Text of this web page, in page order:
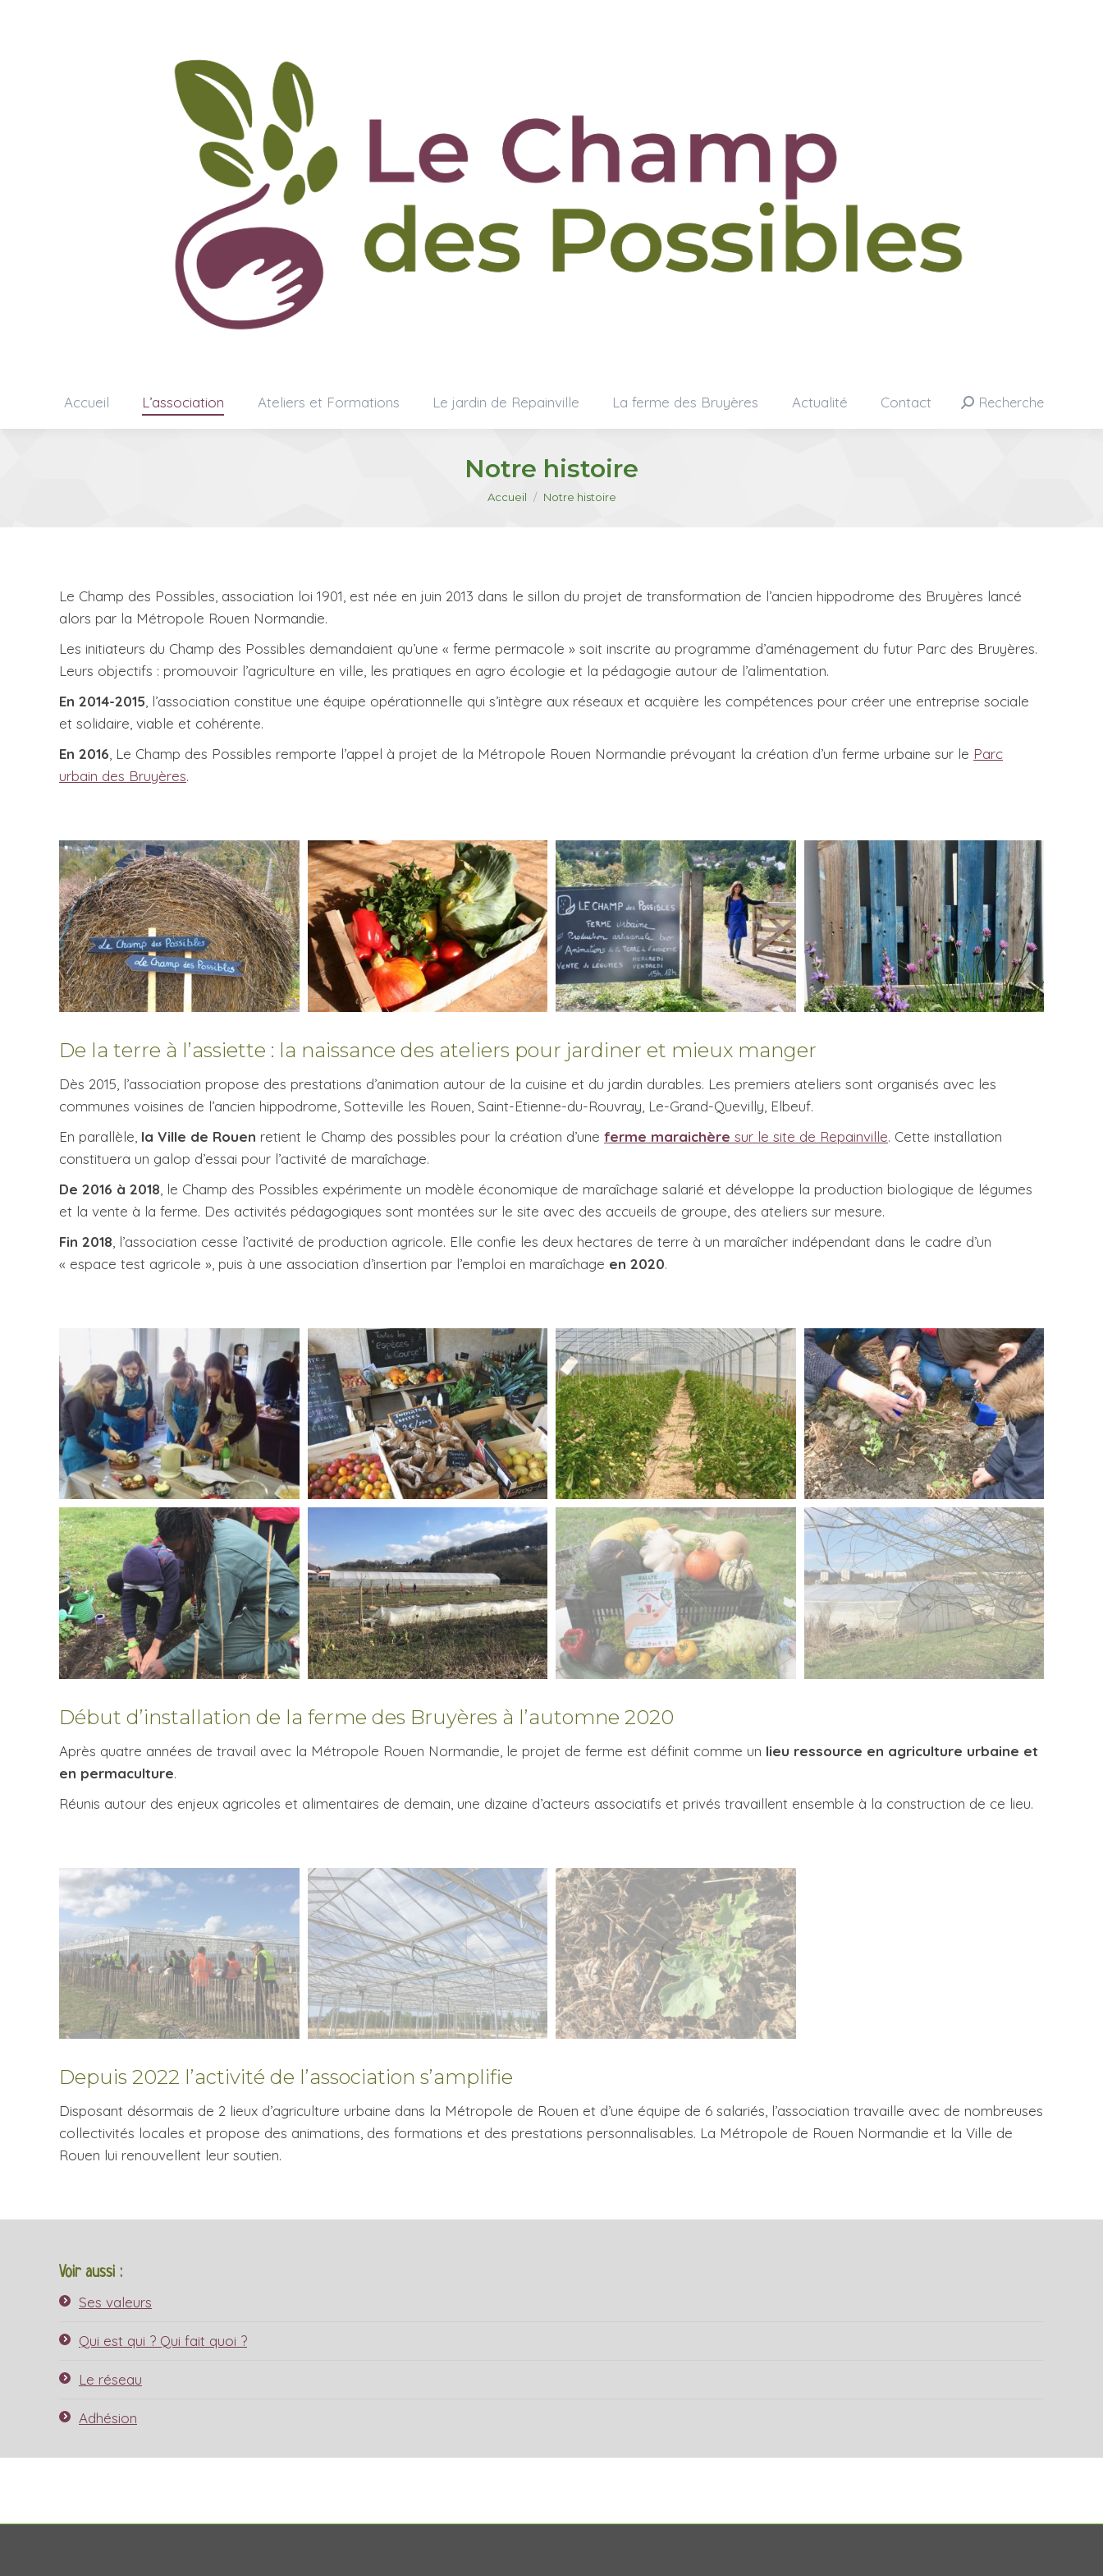
Accueil L’association Ateliers et Formations Le jardin de Repainville La ferme des Bruyères Actualité Contact Search:
Recherche
Notre histoire
Vous êtes ici :
Accueil Notre histoire
Le Champ des Possibles, association loi 1901, est née en juin 2013 dans le sillon du projet de transformation de l’ancien hippodrome des Bruyères lancé
alors par la Métropole Rouen Normandie.
Les initiateurs du Champ des Possibles demandaient qu’une « ferme permacole » soit inscrite au programme d’aménagement du futur Parc des Bruyères.
Leurs objectifs : promouvoir l’agriculture en ville, les pratiques en agro écologie et la pédagogie autour de l’alimentation.
En 2014-2015, l’association constitue une équipe opérationnelle qui s’intègre aux réseaux et acquière les compétences pour créer une entreprise sociale
et solidaire, viable et cohérente.
En 2016, Le Champ des Possibles remporte l’appel à projet de la Métropole Rouen Normandie prévoyant la création d’un ferme urbaine sur le Parc
urbain des Bruyères.
De la terre à l’assiette : la naissance des ateliers pour jardiner et mieux manger
Dès 2015, l’association propose des prestations d’animation autour de la cuisine et du jardin durables. Les premiers ateliers sont organisés avec les
communes voisines de l’ancien hippodrome, Sotteville les Rouen, Saint-Etienne-du-Rouvray, Le-Grand-Quevilly, Elbeuf.
En parallèle, la Ville de Rouen retient le Champ des possibles pour la création d’une ferme maraichère sur le site de Repainville. Cette installation
constituera un galop d’essai pour l’activité de maraîchage.
De 2016 à 2018 , le Champ des Possibles expérimente un modèle économique de maraîchage salarié et développe la production biologique de légumes
et la vente à la ferme. Des activités pédagogiques sont montées sur le site avec des accueils de groupe, des ateliers sur mesure.
Fin 2018 , l’association cesse l’activité de production agricole. Elle confie les deux hectares de terre à un maraîcher indépendant dans le cadre d’un
« espace test agricole », puis à une association d’insertion par l’emploi en maraîchage en 2020.
Début d’installation de la ferme des Bruyères à l’automne 2020
Après quatre années de travail avec la Métropole Rouen Normandie, le projet de ferme est définit comme un lieu ressource en agriculture urbaine et
en permaculture.
Réunis autour des enjeux agricoles et alimentaires de demain, une dizaine d’acteurs associatifs et privés travaillent ensemble à la construction de ce lieu.
Depuis 2022 l’activité de l’association s’amplifie
Disposant désormais de 2 lieux d’agriculture urbaine dans la Métropole de Rouen et d’une équipe de 6 salariés, l’association travaille avec de nombreuses
collectivités locales et propose des animations, des formations et des prestations personnalisables. La Métropole de Rouen Normandie et la Ville de
Rouen lui renouvellent leur soutien.
Voir aussi :
Ses valeurs
Qui est qui ? Qui fait quoi ?
Le réseau
Adhésion